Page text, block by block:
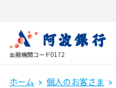
金融機関コード0172
ホーム 個人のお客さま